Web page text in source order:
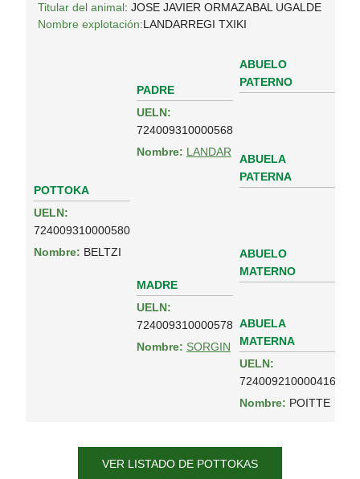
Titular del animal: JOSE JAVIER ORMAZABAL UGALDE
Nombre explotación:LANDARREGI TXIKI
POTTOKA
UELN:
724009310000580
Nombre: BELTZI
PADRE
UELN:
724009310000568
Nombre: LANDAR
ABUELO
PATERNO
ABUELA
PATERNA
MADRE
UELN:
724009310000578
Nombre: SORGIN
ABUELO
MATERNO
ABUELA
MATERNA
UELN:
724009210000416
Nombre: POITTE
VER LISTADO DE POTTOKAS